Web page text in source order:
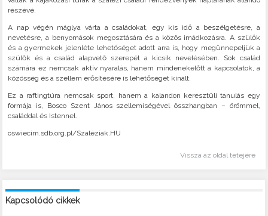
részévé.
A nap végén máglya várta a családokat, egy kis idő a beszélgetésre, a
nevetésre, a benyomások megosztására és a közös imádkozásra. A szülők
és a gyermekek jelenléte lehetőséget adott arra is, hogy megünnepeljük a
szülők és a család alapvető szerepét a kicsik nevelésében. Sok család
számára ez nemcsak aktív nyaralás, hanem mindenekelőtt a kapcsolatok, a
közösség és a szellem erősítésére is lehetőséget kínált.
Ez a raftingtúra nemcsak sport, hanem a kalandon keresztüli tanulás egy
formája is, Bosco Szent János szellemiségével összhangban – örömmel,
családdal és Istennel.
oswiecim.sdb.org.pl/Szaléziak.HU
Vissza az oldal tetejére
Kapcsolódó cikkek